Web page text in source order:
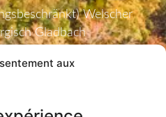
aux
Welscher
Gladbach
(Support)